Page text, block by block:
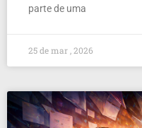
parte de uma
25 de mar , 2026